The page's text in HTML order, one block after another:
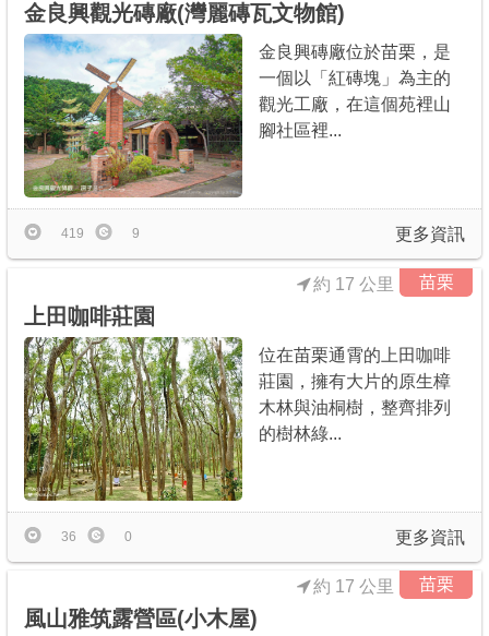
金良興觀光磚廠(灣麗磚瓦文物館)
金良興磚廠位於苗栗，是
一個以「紅磚塊」為主的
觀光工廠，在這個苑裡山
腳社區裡...
更多資訊
419 9
苗栗
約 17 公里
上田咖啡莊園
位在苗栗通霄的上田咖啡
莊園，擁有大片的原生樟
木林與油桐樹，整齊排列
的樹林綠...
更多資訊
36 0
苗栗
約 17 公里
風山雅筑露營區(小木屋)